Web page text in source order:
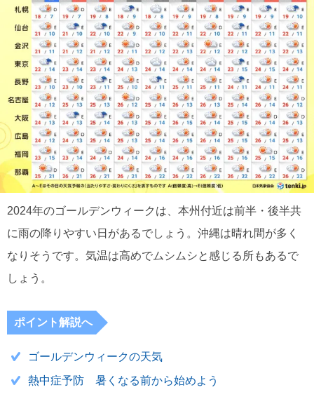
2024年のゴールデンウィークは、本州付近は前半・後半共
に雨の降りやすい日があるでしょう。沖縄は晴れ間が多く
なりそうです。気温は高めでムシムシと感じる所もあるで
しょう。
ポイント解説へ
ゴールデンウィークの天気
熱中症予防 暑くなる前から始めよう